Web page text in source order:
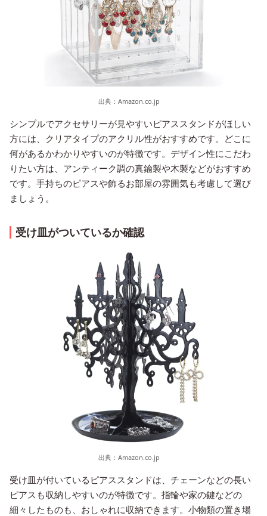
出典： Amazon.co.jp
シンプルでアクセサリーが見やすいピアススタンドがほしい
方には、クリアタイプのアクリル性がおすすめです。どこに
何があるかわかりやすいのが特徴です。デザイン性にこだわ
りたい方は、アンティーク調の真鍮製や木製などがおすすめ
です。手持ちのピアスや飾るお部屋の雰囲気も考慮して選び
ましょう。
受け皿がついているか確認
出典： Amazon.co.jp
受け皿が付いているピアススタンドは、チェーンなどの長い
ピアスも収納しやすいのが特徴です。指輪や家の鍵などの
細々したものも、おしゃれに収納できます。小物類の置き場